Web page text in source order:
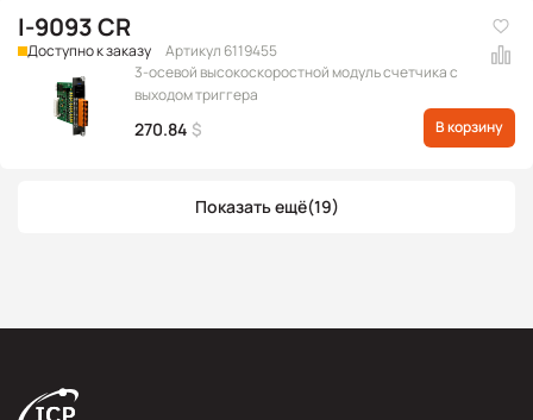
I-9093 CR
Доступно к заказу
Артикул 6119455
3-осевой высокоскоростной модуль счетчика с
выходом триггера
270.84 $ В корзину
Показать ещё(19)